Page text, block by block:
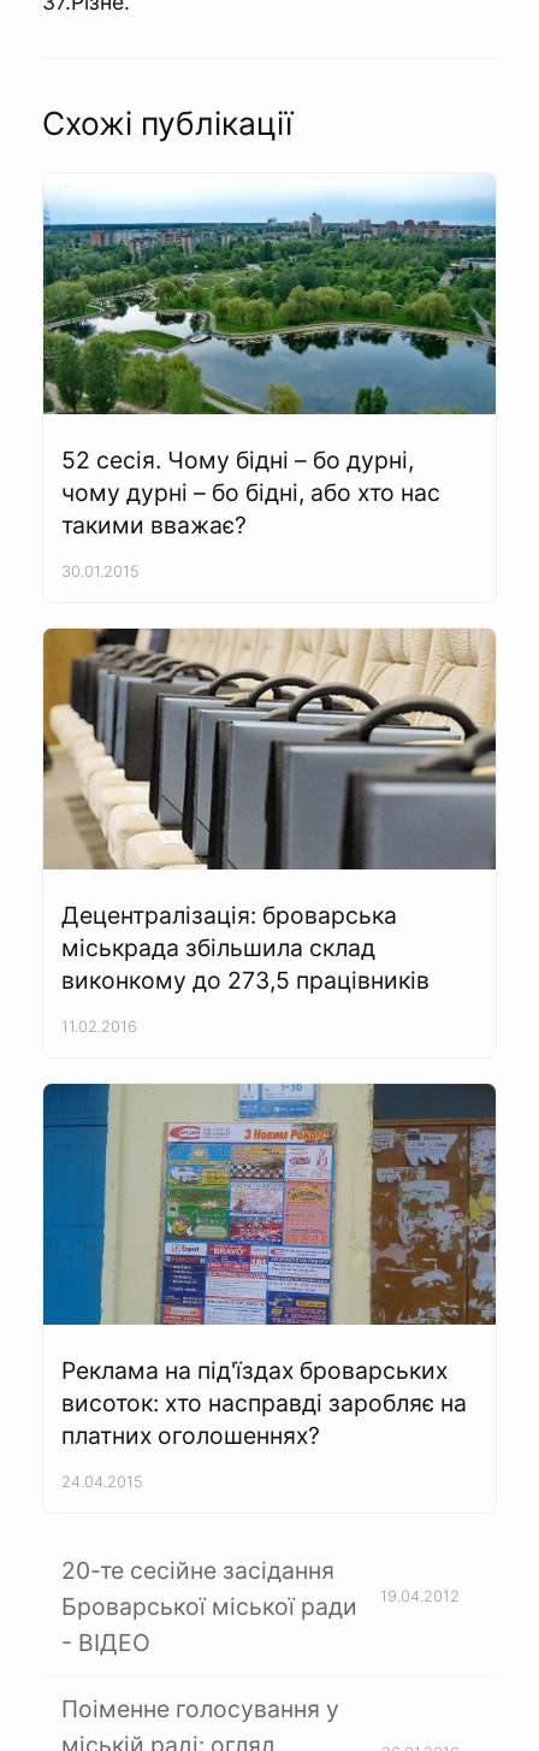
Схожі публікації
52 сесія. Чому бідні – бо дурні,
чому дурні – бо бідні, або хто нас
такими вважає?
30.01.2015
Децентралізація: броварська
міськрада збільшила склад
виконкому до 273,5 працівників
11.02.2016
Реклама на під'їздах броварських
висоток: хто насправді заробляє на
платних оголошеннях?
24.04.2015
20-те сесійне засідання
Броварської міської ради
- ВІДЕО
19.04.2012
Поіменне голосування у
міській раді: огляд